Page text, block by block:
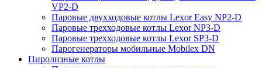
VP2-D
Паровые двухходовые котлы Lexor Easy NP2-D
Паровые трехходовые котлы Lexor NP3-D
Паровые трехходовые котлы Lexor SP3-D
Парогенераторы мобильные Mobilex DN
Пиролизные котлы